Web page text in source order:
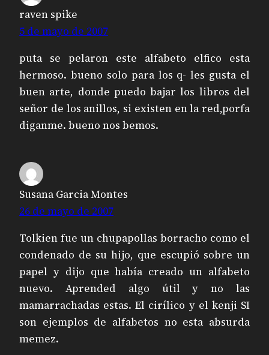
raven spike
5 de mayo de 2007
puta se pelaron este alfabeto elfico esta
hermoso. bueno solo para los q- les gusta el
buen arte, donde puedo bajar los libros del
señor de los anillos, si existen en la red,porfa
diganme. bueno nos bemos.
Susana Garcia Montes
26 de mayo de 2007
Tolkien fue un chupapollas borracho como el
condenado de su hijo, que escupió sobre un
papel y dijo que había creado un alfabeto
nuevo. Aprended algo útil y no las
mamarrachadas estas. El cirílico y el kenji SI
son ejemplos de alfabetos no esta absurda
memez.